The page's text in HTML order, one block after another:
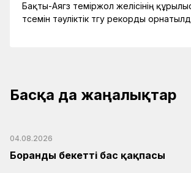
Бақты-Аягөз теміржол желісінің
төсемін тәуліктік төгу рекорды
Басқа да жаңалықтар
04.08.2026
Боранды бекеттің бас қақпасы